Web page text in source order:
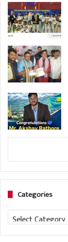
Categories
Categories